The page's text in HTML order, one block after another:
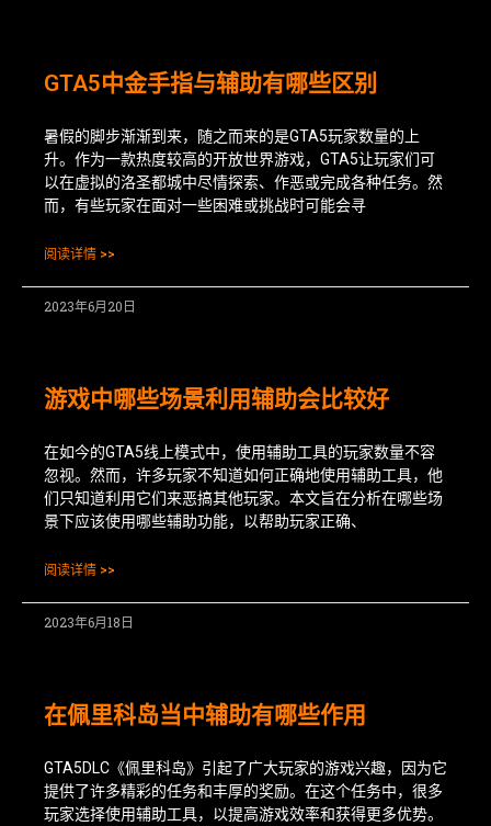
GTA5中金手指与辅助有哪些区别
暑假的脚步渐渐到来，随之而来的是GTA5玩家数量的上
升。作为一款热度较高的开放世界游戏，GTA5让玩家们可
以在虚拟的洛圣都城中尽情探索、作恶或完成各种任务。然
而，有些玩家在面对一些困难或挑战时可能会寻
阅读详情 >>
2023年6月20日
游戏中哪些场景利用辅助会比较好
在如今的GTA5线上模式中，使用辅助工具的玩家数量不容
忽视。然而，许多玩家不知道如何正确地使用辅助工具，他
们只知道利用它们来恶搞其他玩家。本文旨在分析在哪些场
景下应该使用哪些辅助功能，以帮助玩家正确、
阅读详情 >>
2023年6月18日
在佩里科岛当中辅助有哪些作用
GTA5DLC《佩里科岛》引起了广大玩家的游戏兴趣，因为它
提供了许多精彩的任务和丰厚的奖励。在这个任务中，很多
玩家选择使用辅助工具，以提高游戏效率和获得更多优势。